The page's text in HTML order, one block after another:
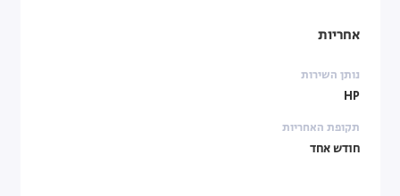
אחריות
נותן השירות
HP
תקופת האחריות
חודש אחד